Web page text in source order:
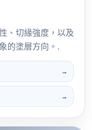
、切緣強度，以及
的塗層方向。.